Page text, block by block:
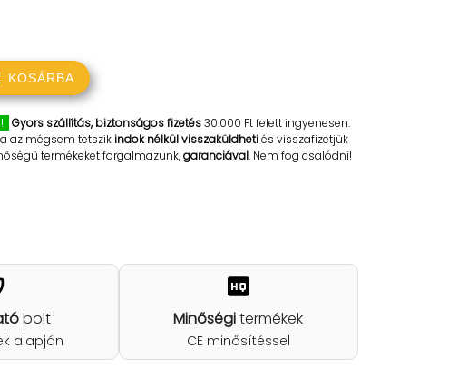
KOSÁRBA
Gyors szállítás, biztonságos fizetés30.000 Ft felett ingyenesen.
az mégsem tetszikindok nélkül visszaküldhetiés visszafizetjük
termékeket forgalmazunk,garanciával. Nem fog csalódni!
bolt
alapján
Minőségitermékek
CE minősítéssel